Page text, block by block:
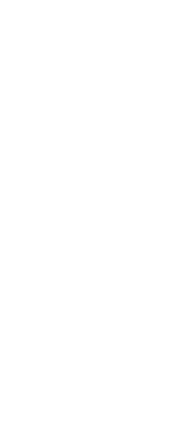
turkkilaisilla hamam-hoidoilla,
paikan päällä olevassa